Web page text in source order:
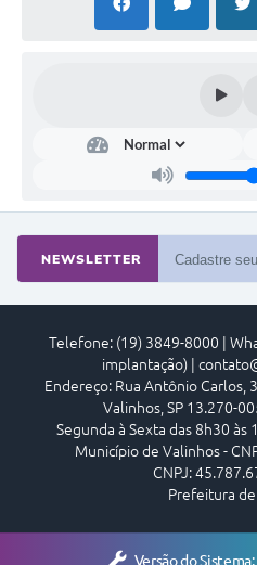
Serviços Online
Agenda
SIC
NEWSLETTER
Telefone: (19) 3849-8000 |
implantação) |
Endereço: Rua Antônio Carlos,
Valinhos, SP 13.270-
Segunda à Sexta das 8h30 às
Município de Valinhos -
CNPJ:
Prefeitura
Versão do Sistema: